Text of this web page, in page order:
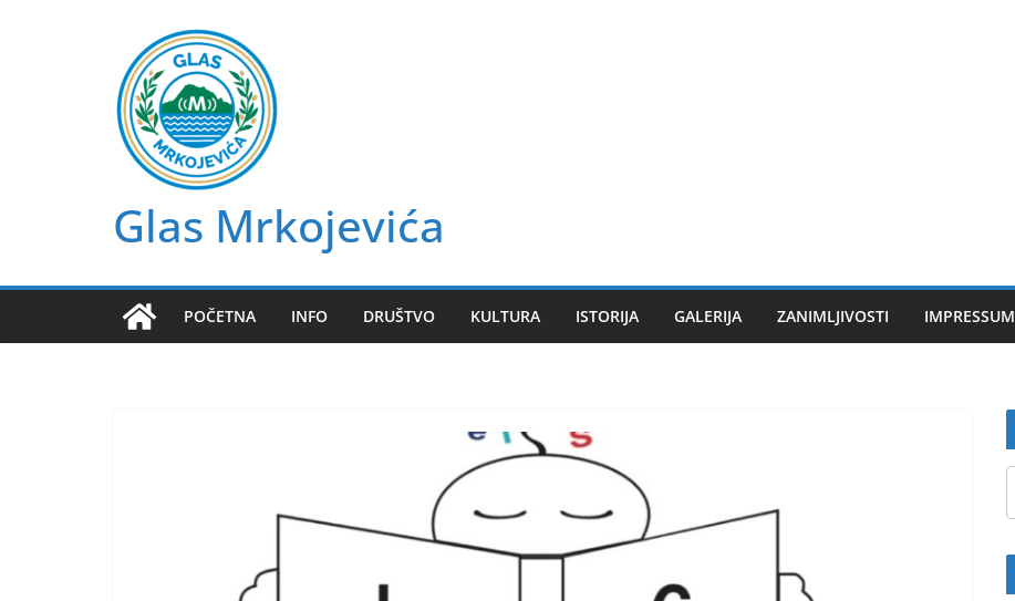
Glas Mrkojevića
POČETNA INFO DRUŠTVO KULTURA ISTORIJA GALERIJA ZANIMLJIVOSTI IMPRESSUM